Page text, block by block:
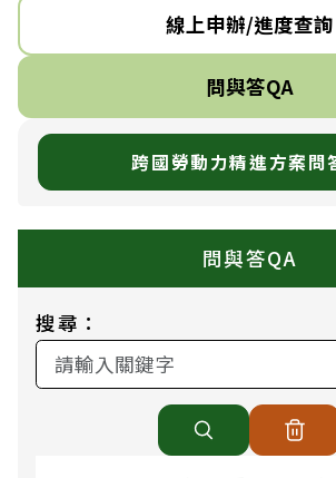
線上申辦/進度查詢
問與答QA
跨國勞動力精進方案問
問與答QA
搜尋：